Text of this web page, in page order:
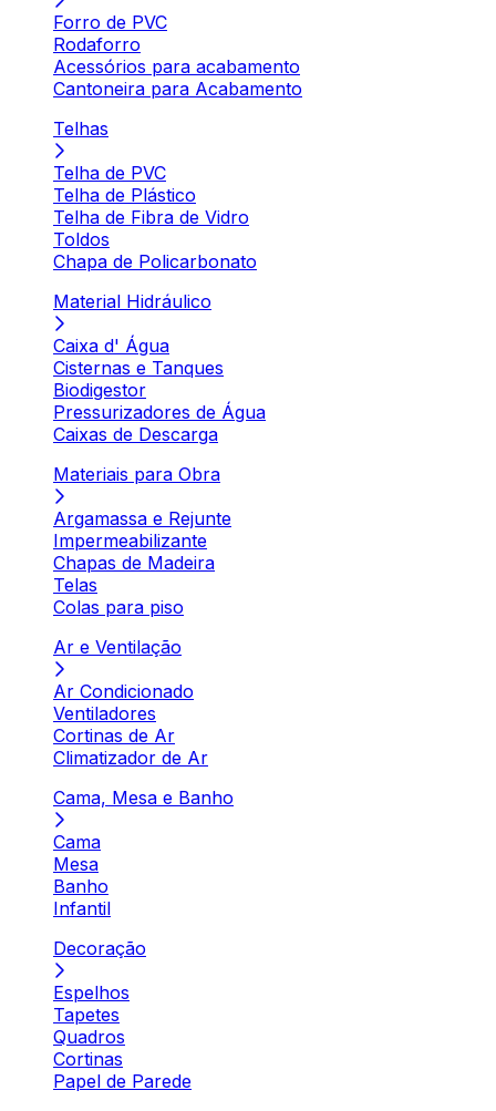
Forro de PVC
Rodaforro
Acessórios para acabamento
Cantoneira para Acabamento
Telhas
Telha de PVC
Telha de Plástico
Telha de Fibra de Vidro
Toldos
Chapa de Policarbonato
Material Hidráulico
Caixa d' Água
Cisternas e Tanques
Biodigestor
Pressurizadores de Água
Caixas de Descarga
Materiais para Obra
Argamassa e Rejunte
Impermeabilizante
Chapas de Madeira
Telas
Colas para piso
Ar e Ventilação
Ar Condicionado
Ventiladores
Cortinas de Ar
Climatizador de Ar
Cama, Mesa e Banho
Cama
Mesa
Banho
Infantil
Decoração
Espelhos
Tapetes
Quadros
Cortinas
Papel de Parede